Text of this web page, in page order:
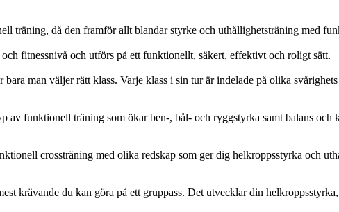
träning, då den framför allt blandar styrke och uthållighetsträning med
fitnessnivå och utförs på ett funktionellt, säkert, effektivt och roligt sätt.
man väljer rätt klass. Varje klass i sin tur är indelade på olika
av funktionell träning som ökar ben-, bål- och ryggstyrka samt balans och
crossträning med olika redskap som ger dig helkroppsstyrka och
krävande du kan göra på ett gruppass. Det utvecklar din